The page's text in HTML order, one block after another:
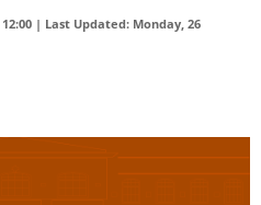
| Last Updated: Monday, 26